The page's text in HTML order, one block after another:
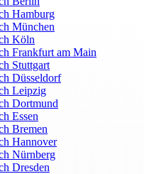
Hamburg
München
Köln
Frankfurt am Main
Stuttgart
Düsseldorf
Leipzig
Dortmund
Essen
Bremen
Hannover
Nürnberg
Dresden